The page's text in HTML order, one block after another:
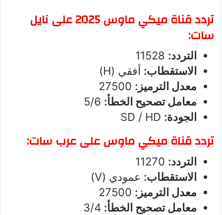
تردد قناة ميكي ماوس 2025 على نايل
سات:
التردد:
الاستقطاب: أفقي (H)
معدل الترميز:
معامل تصحيح الخطأ:
الجودة:
تردد قناة ميكي ماوس على عرب سات:
التردد:
الاستقطاب: عمودي (V)
معدل الترميز:
معامل تصحيح الخطأ: